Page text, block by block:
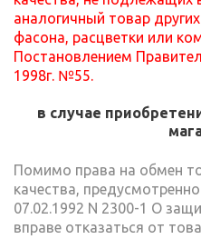
аналогичный товар
фасона, расцветки или
Постановлением
1998г. №55.
в случае
Помимо права на обмен
качества,
07.02.1992 N 2300-1 О
вправе отказаться от